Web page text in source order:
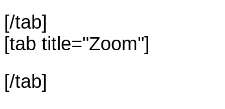
[/tab]
[tab title="Zoom"]
[/tab]